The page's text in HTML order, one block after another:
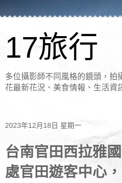
17旅行
多位攝影師不同風格的鏡頭，拍
花最新花況、美食情報、生活資
2023年12月18日 星期一
台南官田西拉雅
處官田遊客中心